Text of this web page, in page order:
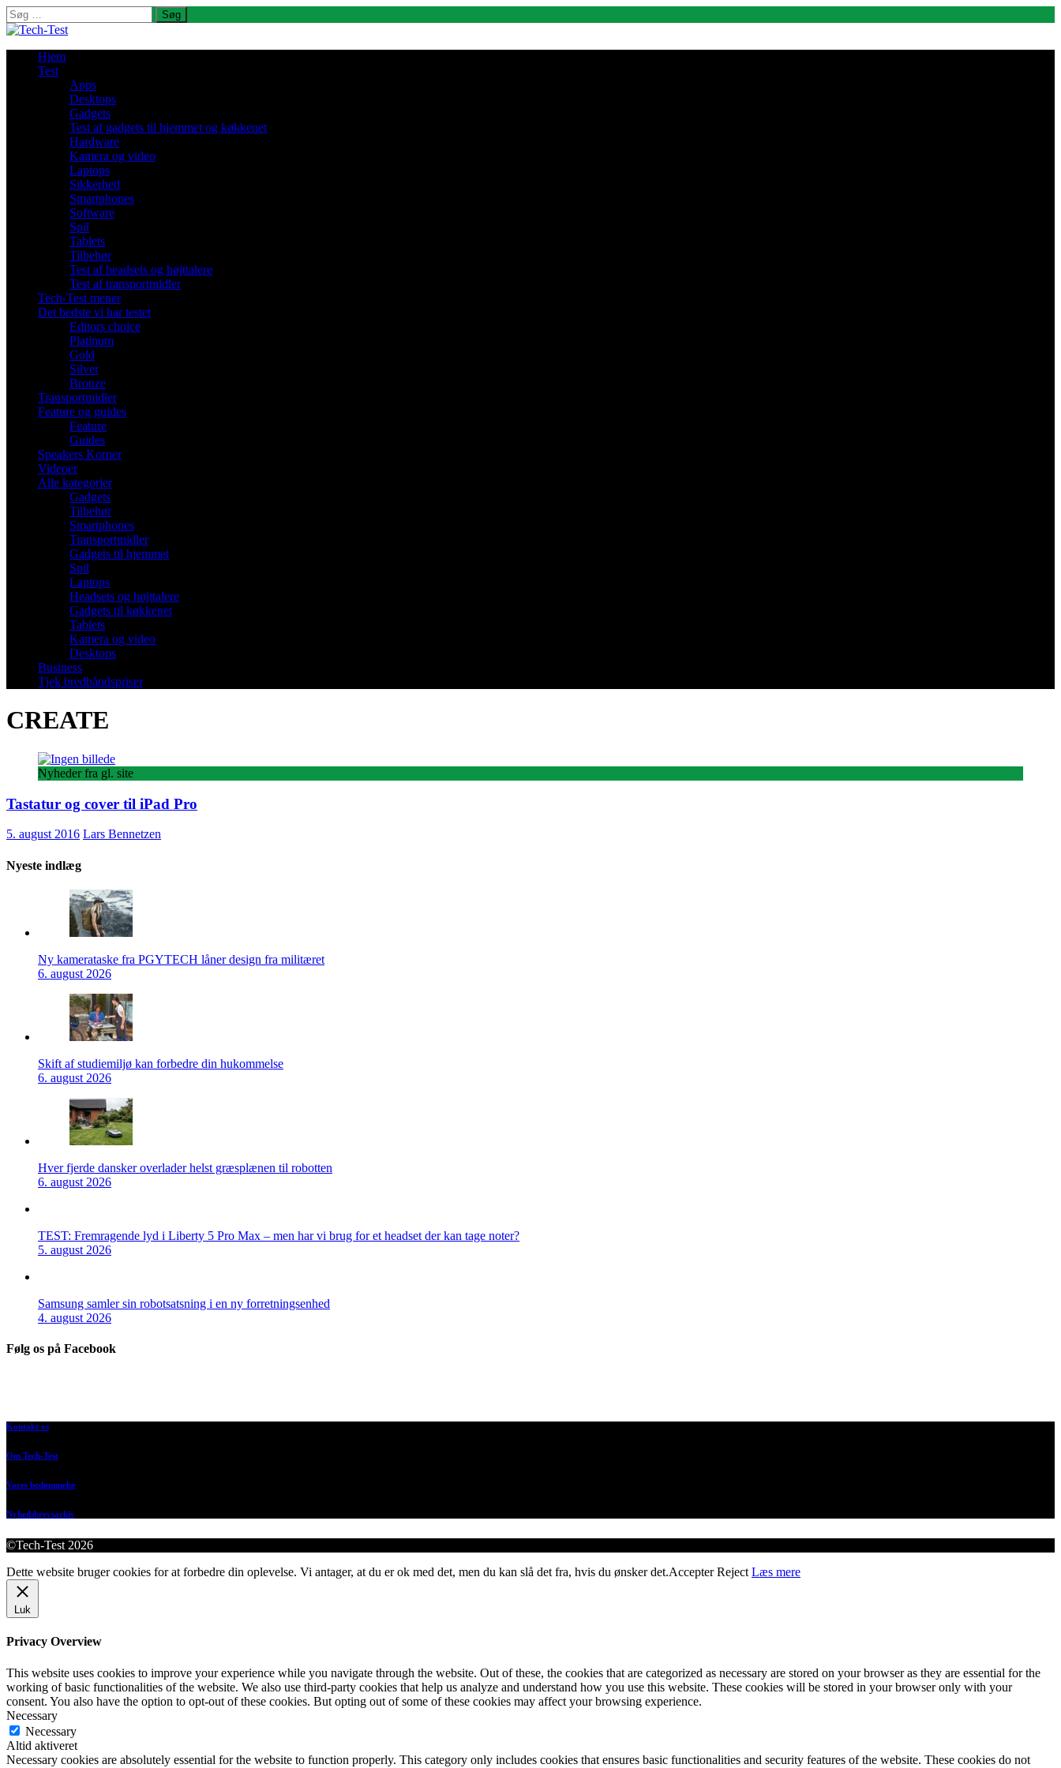
Søg
efter:
Hjem
Test
Apps
Desktops
Gadgets
Test af gadgets til hjemmet og køkkenet
Hardware
Kamera og video
Laptops
Sikkerhed
Smartphones
Software
Spil
Tablets
Tilbehør
Test af headsets og højttalere
Test af transportmidler
Tech-Test mener
Det bedste vi har testet
Editors choice
Platinum
Gold
Silver
Bronze
Transportmidler
Feature og guides
Feature
Guides
Speakers Korner
Videoer
Alle kategorier
Gadgets
Tilbehør
Smartphones
Transportmidler
Gadgets til hjemmet
Spil
Laptops
Headsets og højttalere
Gadgets til køkkenet
Tablets
Kamera og video
Desktops
Business
Tjek bredbåndspriser
CREATE
Nyheder fra gl. site
Tastatur og cover til iPad Pro
5. august 2016 Lars Bennetzen
Nyeste indlæg
Ny kamerataske fra PGYTECH låner design fra militæret
6. august 2026
Skift af studiemiljø kan forbedre din hukommelse
6. august 2026
Hver fjerde dansker overlader helst græsplænen til robotten
6. august 2026
TEST: Fremragende lyd i Liberty 5 Pro Max – men har vi brug for et headset der kan tage noter?
5. august 2026
Samsung samler sin robotsatsning i en ny forretningsenhed
4. august 2026
Følg os på Facebook
Kontakt os
Om Tech-Test
Vores bedømmelse
Nyhedsbrevsarkiv
©Tech-Test 2026
Dette website bruger cookies for at forbedre din oplevelse. Vi antager, at du er ok med det, men du kan slå det fra, hvis du ønsker det.Accepter Reject Læs mere
Luk
Privacy Overview
This website uses cookies to improve your experience while you navigate through the website. Out of these, the cookies that are categorized as necessary are stored on your browser as they are essential for the
working of basic functionalities of the website. We also use third-party cookies that help us analyze and understand how you use this website. These cookies will be stored in your browser only with your
consent. You also have the option to opt-out of these cookies. But opting out of some of these cookies may affect your browsing experience.
Necessary
Necessary
Altid aktiveret
Necessary cookies are absolutely essential for the website to function properly. This category only includes cookies that ensures basic functionalities and security features of the website. These cookies do not